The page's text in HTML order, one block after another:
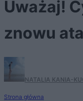
Uważaj!
znowu
NATALIA KANIA-
Strona główna